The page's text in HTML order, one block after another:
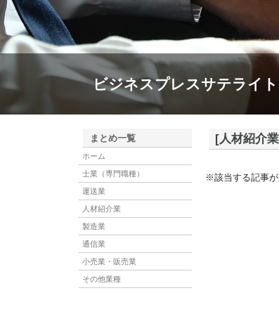
ビジネスプレスサテライト
まとめ一覧
ホーム
士業（専門職種）
運送業
人材紹介業
製造業
通信業
小売業・販売業
その他業種
[人材紹介
※該当する記事